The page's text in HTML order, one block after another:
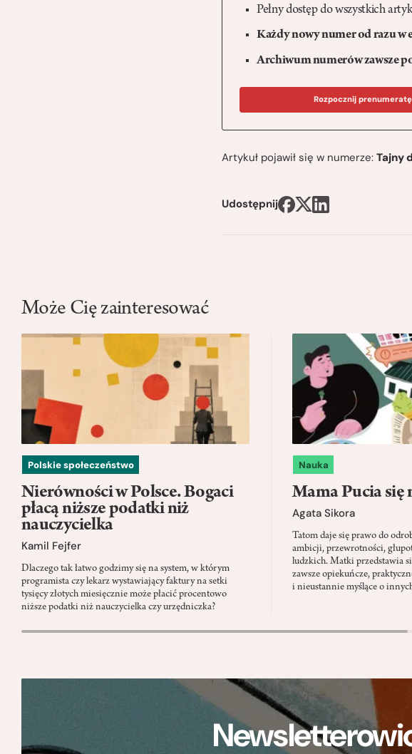
Pełny dostęp do wszystkich
Każdy nowy numer od razu w
Archiwum numerów zawsze
Rozpocznij prenumeratę
Artykuł pojawił się w numerze:Tajny
Udostępnij
Może Cię zainteresować
Polskie społeczeństwo
Nierówności w Polsce. Bogaci
płacą niższe podatki niż
nauczycielka
Kamil Fejfer
Dlaczego tak łatwo godzimy się na system, w którym
programista czy lekarz wystawiający faktury na setki
tysięcy złotych miesięcznie może płacić procentowo
niższe podatki niż nauczycielka czy urzędniczka?
Nauka
Mama Pucia się
Agata Sikora
Tatom daje się prawo do
ambicji, przewrotności,
ludzkich. Matki przedstawia
zawsze opiekuńcze,
i nieustannie myślące o